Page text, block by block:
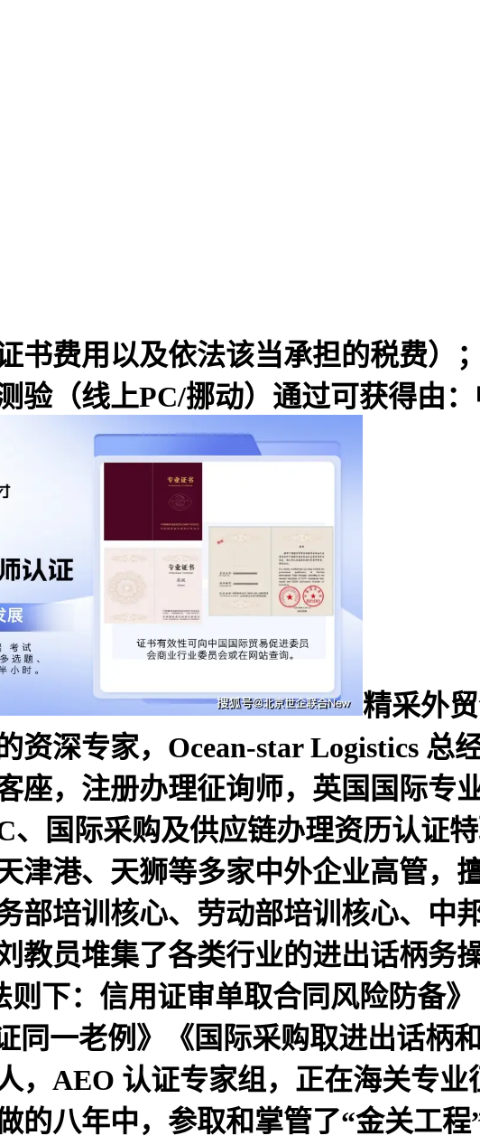
费用以及依法该当承担的税费）
（线上PC/挪动）通过可获得由
精采外
深专家，Ocean-star Logistics 总
座，注册办理征询师，英国国际专
国际采购及供应链办理资历认证
津港、天狮等多家中外企业高管，
部培训核心、劳动部培训核心、中
员堆集了各类行业的进出话柄务
则下：信用证审单取合同风险防备
同一老例》《国际采购取进出话柄
，AEO 认证专家组，正在海关专业
的八年中，参取和掌管了“金关工